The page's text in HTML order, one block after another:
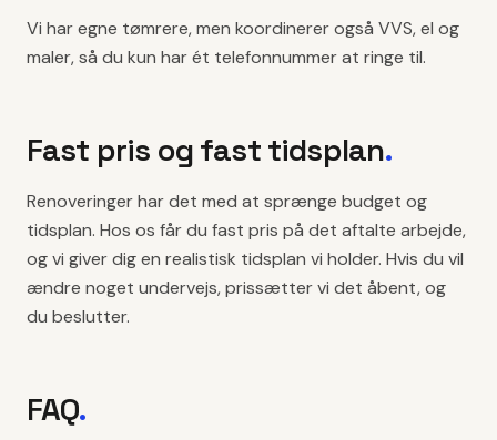
Vi har egne tømrere, men koordinerer også VVS, el og
maler, så du kun har ét telefonnummer at ringe til.
Fast pris og fast tidsplan.
Renoveringer har det med at sprænge budget og
tidsplan. Hos os får du fast pris på det aftalte arbejde,
og vi giver dig en realistisk tidsplan vi holder. Hvis du vil
ændre noget undervejs, prissætter vi det åbent, og
du beslutter.
FAQ.